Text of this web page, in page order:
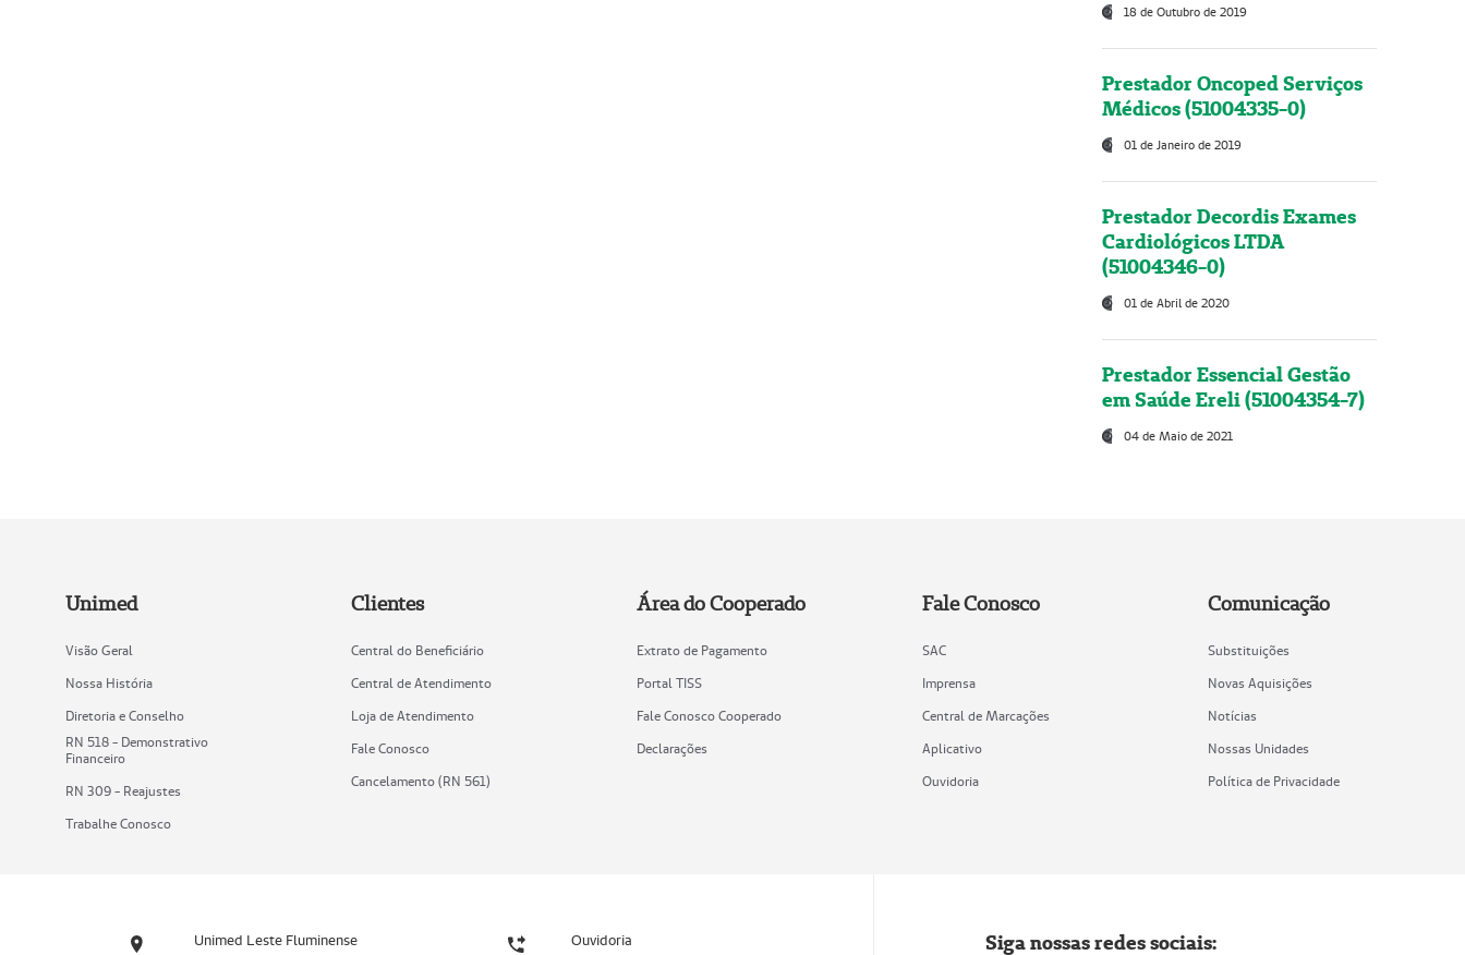
18 de Outubro de 2019
Prestador Oncoped Serviços
Médicos (51004335-0)
01 de Janeiro de 2019
Prestador Decordis Exames
Cardiológicos LTDA
(51004346-0)
01 de Abril de 2020
Prestador Essencial Gestão
em Saúde Ereli (51004354-7)
04 de Maio de 2021
Unimed
Visão Geral
Nossa História
Diretoria e Conselho
RN 518 - Demonstrativo
Financeiro
RN 309 - Reajustes
Trabalhe Conosco
Clientes
Central do Beneficiário
Central de Atendimento
Loja de Atendimento
Fale Conosco
Cancelamento (RN 561)
Área do Cooperado
Extrato de Pagamento
Portal TISS
Fale Conosco Cooperado
Declarações
Fale Conosco
SAC
Imprensa
Central de Marcações
Aplicativo
Ouvidoria
Comunicação
Substituições
Novas Aquisições
Notícias
Nossas Unidades
Política de Privacidade
Unimed Leste Fluminense Ouvidoria Siga nossas redes sociais: